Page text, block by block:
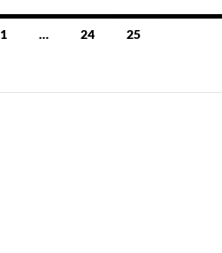
1 … 24 25